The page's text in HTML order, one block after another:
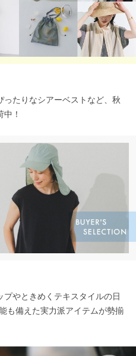
たりなシアーベストなど、秋
！
やときめくテキスタイルの日
も備えた実力派アイテムが勢揃